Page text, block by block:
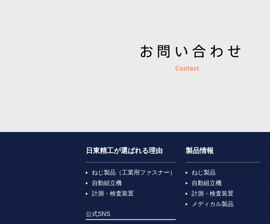
日東精工が選ばれる理由
ねじ製品（工業用ファスナー）
自動組立機
計測・検査装置
公式SNS
製品情報
ねじ製品
自動組立機
計測・検査装置
メディカル製品